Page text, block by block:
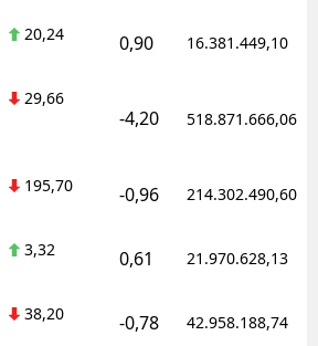
20,24 0,90 16.381.449,10
29,66
-4,20 518.871.666,06
195,70 -0,96 214.302.490,60
3,32 0,61 21.970.628,13
38,20 -0,78 42.958.188,74